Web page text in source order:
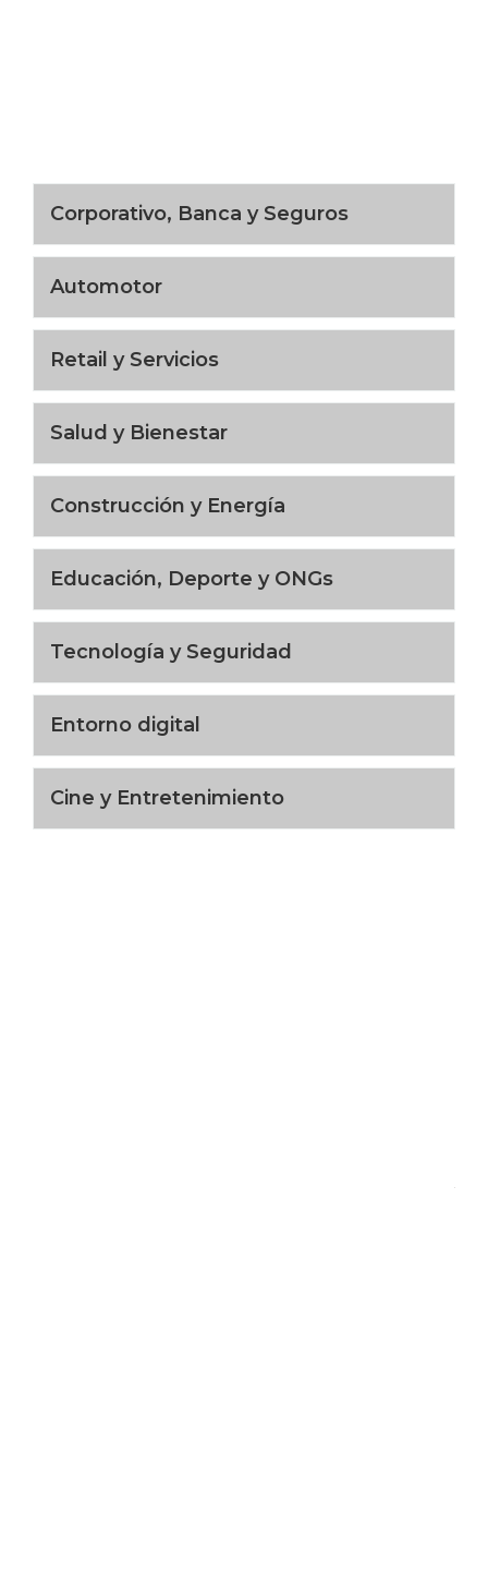
Corporativo, Banca y Seguros
Automotor
Retail y Servicios
Salud y Bienestar
Construcción y Energía
Educación, Deporte y ONGs
Tecnología y Seguridad
Entorno digital
Cine y Entretenimiento